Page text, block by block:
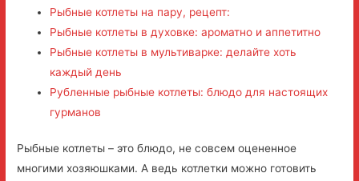
Рыбные котлеты на пару, рецепт:
Рыбные котлеты в духовке: ароматно и аппетитно
Рыбные котлеты в мультиварке: делайте хоть
каждый день
Рубленные рыбные котлеты: блюдо для настоящих
гурманов
Рыбные котлеты – это блюдо, не совсем оцененное
многими хозяюшками. А ведь котлетки можно готовить